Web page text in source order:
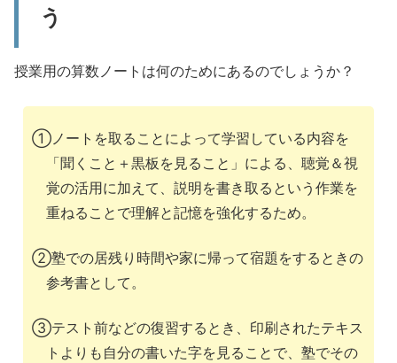
う
授業用の算数ノートは何のためにあるのでしょうか？
①ノートを取ることによって学習している内容を
「聞くこと＋黒板を見ること」による、聴覚＆視
覚の活用に加えて、説明を書き取るという作業を
重ねることで理解と記憶を強化するため。
②塾での居残り時間や家に帰って宿題をするときの
参考書として。
③テスト前などの復習するとき、印刷されたテキス
トよりも自分の書いた字を見ることで、塾でその